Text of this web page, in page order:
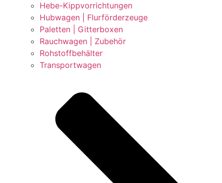
Hebe-Kippvorrichtungen
Hubwagen | Flurförderzeuge
Paletten | Gitterboxen
Rauchwagen | Zubehör
Rohstoffbehälter
Transportwagen